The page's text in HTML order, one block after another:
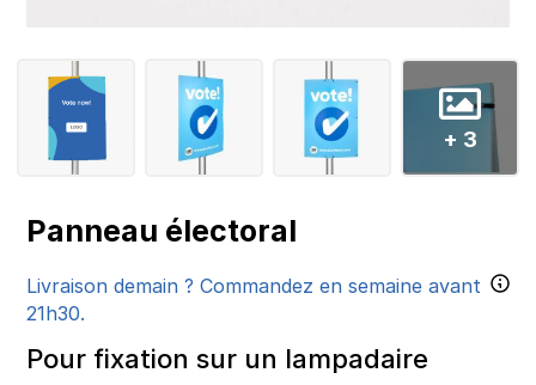
+ 3
Panneau électoral
Livraison demain ? Commandez en semaine avant
21h30.
Pour fixation sur un lampadaire